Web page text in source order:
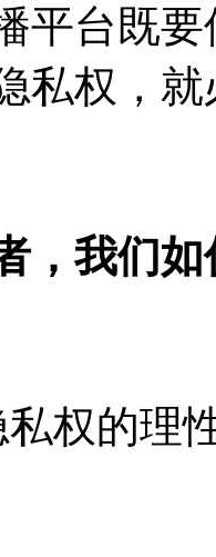
平台既
私权，
，我们
的理性